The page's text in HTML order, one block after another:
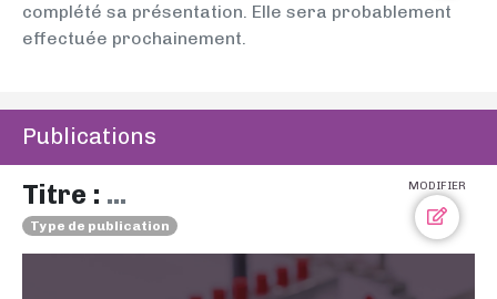
complété sa présentation. Elle sera probablement
effectuée prochainement.
Publications
MODIFIER
Titre : ...
Type de publication